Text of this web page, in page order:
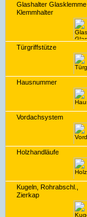
Glashalter Glasklemme
Klemmhalter
Türgriffstütze
Hausnummer
Vordachsystem
Holzhandläufe
Kugeln, Rohrabschl.,
Zierkap